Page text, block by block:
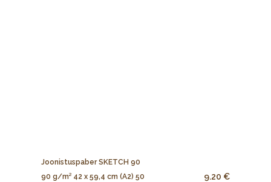
Joonistuspaber SKETCH 90
90 g/m² 42 x 59,4 cm (A2) 50
9.20 €